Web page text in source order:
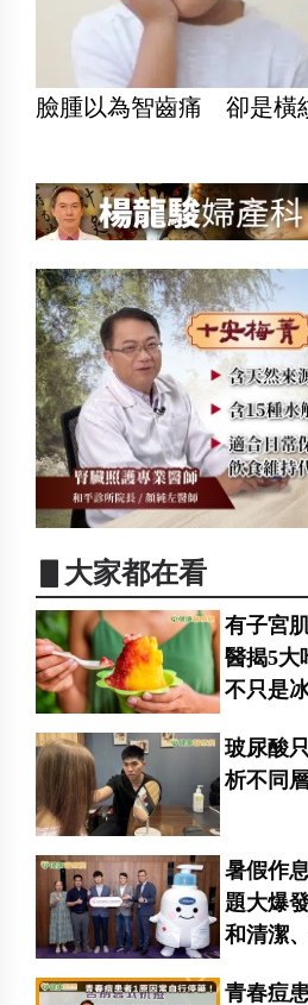
臉腫以為智齒痛 卻是橫
▋大家都在看
有子宮
醫揭5
不只是
玻尿酸
析不同
暑假作
題大爆
和清潔
青春痘